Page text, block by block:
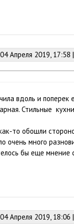
Апреля 2019,
вдоль и
Стильные
то обошли
очень много
бы еще
Апреля 2019,